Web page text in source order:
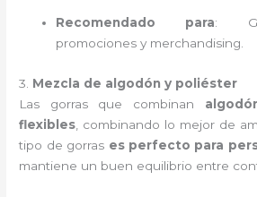
Recomendado para:
promociones y merchandising.
3. Mezcla de algodón y poliéster
Las gorras que combinan
flexibles , combinando lo mejor de
tipo de gorras es perfecto para
mantiene un buen equilibrio entre